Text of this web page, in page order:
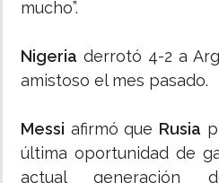
mucho”.
Nigeria derrotó 4-2 a
amistoso el mes pasado.
Messi afirmó que Rusia
última oportunidad de
actual generación